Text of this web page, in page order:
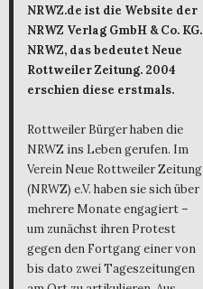
NRWZ.de ist die Website der
NRWZ Verlag GmbH & Co. KG.
NRWZ, das bedeutet Neue
Rottweiler Zeitung. 2004
erschien diese erstmals.
Rottweiler Bürger haben die
NRWZ ins Leben gerufen. Im
Verein Neue Rottweiler Zeitung
(NRWZ) e.V. haben sie sich über
mehrere Monate engagiert –
um zunächst ihren Protest
gegen den Fortgang einer von
bis dato zwei Tageszeitungen